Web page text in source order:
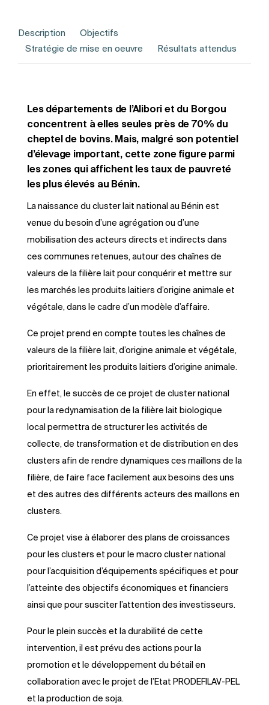
Description
Objectifs
Stratégie de mise en oeuvre
Résultats attendus
Les départements de l’Alibori et du Borgou
concentrent à elles seules près de 70% du
cheptel de bovins. Mais, malgré son potentiel
d’élevage important, cette zone figure parmi
les zones qui affichent les taux de pauvreté
les plus élevés au Bénin.
La naissance du cluster lait national au Bénin est
venue du besoin d’une agrégation ou d’une
mobilisation des acteurs directs et indirects dans
ces communes retenues, autour des chaînes de
valeurs de la filière lait pour conquérir et mettre sur
les marchés les produits laitiers d’origine animale et
végétale, dans le cadre d’un modèle d’affaire.
Ce projet prend en compte toutes les chaînes de
valeurs de la filière lait, d’origine animale et végétale,
prioritairement les produits laitiers d’origine animale.
En effet, le succès de ce projet de cluster national
pour la redynamisation de la filière lait biologique
local permettra de structurer les activités de
collecte, de transformation et de distribution en des
clusters afin de rendre dynamiques ces maillons de la
filière, de faire face facilement aux besoins des uns
et des autres des différents acteurs des maillons en
clusters.
Ce projet vise à élaborer des plans de croissances
pour les clusters et pour le macro cluster national
pour l’acquisition d’équipements spécifiques et pour
l’atteinte des objectifs économiques et financiers
ainsi que pour susciter l’attention des investisseurs.
Pour le plein succès et la durabilité de cette
intervention, il est prévu des actions pour la
promotion et le développement du bétail en
collaboration avec le projet de l’Etat PRODEFILAV-PEL
et la production de soja.